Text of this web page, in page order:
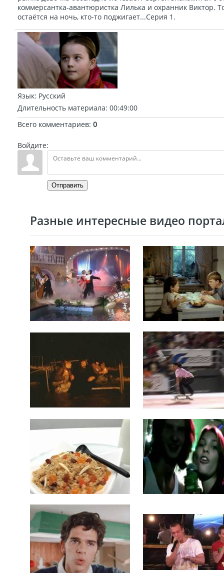
коммерсантка-авантюристка Лилька и охранник Виктор.
остаётся на ночь, кто-то поджигает...Серия 1.
Язык: Русский
Длительность материала: 00:49:00
Всего комментариев: 0
Войдите:
Отправить
Разные интересные видео